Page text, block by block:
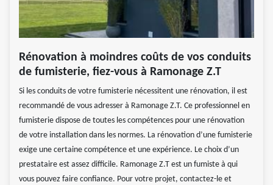
Rénovation à moindres coûts de vos conduits
de fumisterie, fiez-vous à Ramonage Z.T
Si les conduits de votre fumisterie nécessitent une rénovation, il est
recommandé de vous adresser à Ramonage Z.T. Ce professionnel en
fumisterie dispose de toutes les compétences pour une rénovation
de votre installation dans les normes. La rénovation d’une fumisterie
exige une certaine compétence et une expérience. Le choix d’un
prestataire est assez difficile. Ramonage Z.T est un fumiste à qui
vous pouvez faire confiance. Pour votre projet, contactez-le et